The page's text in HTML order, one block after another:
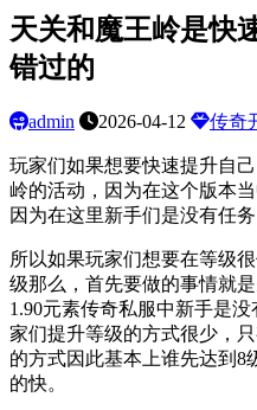
天关和魔王岭是快
错过的
admin 2026-04-12 传奇
玩家们如果想要快速提升自
岭的活动，因为在这个版本
因为在这里新手们是没有任务
所以如果玩家们想要在等级
级那么，首先要做的事情就
1.90元素传奇私服中新手是
家们提升等级的方式很少，
的方式因此基本上谁先达到8
的快。